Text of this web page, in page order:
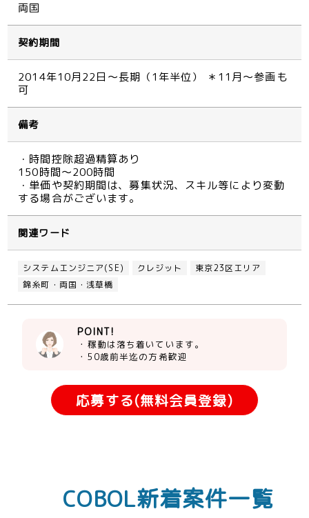
両国
契約期間
2014年10月22日～長期（1年半位） ＊11月～参画も
可
備考
・時間控除超過精算あり
150時間～200時間
・単価や契約期間は、募集状況、スキル等により変動
する場合がございます。
関連ワード
システムエンジニア(SE) クレジット
東京23区エリア
錦糸町・両国・浅草橋
POINT!
・稼動は落ち着いています。
・50歳前半迄の方希歓迎
応募する(無料会員登録)
COBOL新着案件一覧